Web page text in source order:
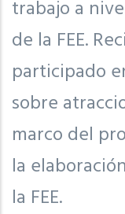
trabajo a
de la FEE.
participado
sobre
marco del
la
la FEE.